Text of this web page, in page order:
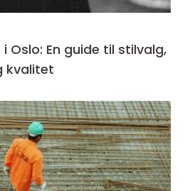
Oslo: En guide til stilvalg,
kvalitet